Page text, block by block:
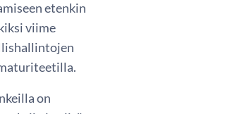
etenkin
viime
on